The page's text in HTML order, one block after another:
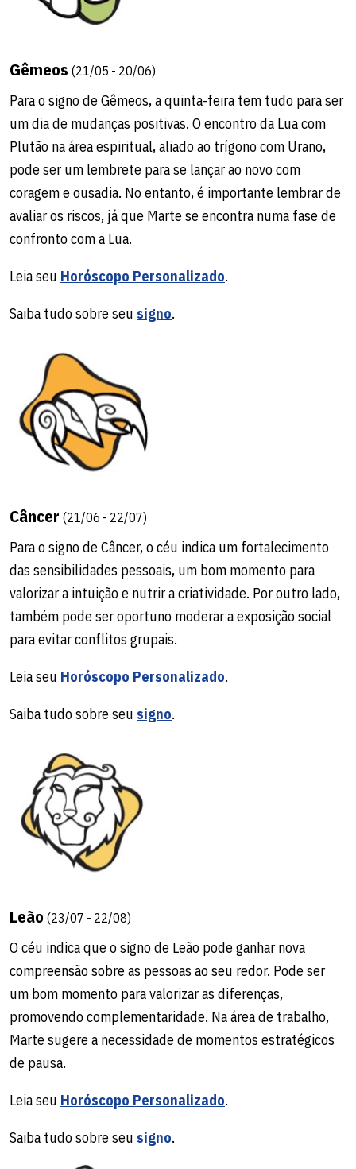
Gêmeos (21/05 - 20/06)
Para o signo de Gêmeos, a quinta-feira tem tudo para ser
um dia de mudanças positivas. O encontro da Lua com
Plutão na área espiritual, aliado ao trígono com Urano,
pode ser um lembrete para se lançar ao novo com
coragem e ousadia. No entanto, é importante lembrar de
avaliar os riscos, já que Marte se encontra numa fase de
confronto com a Lua.
Leia seu Horóscopo Personalizado.
Saiba tudo sobre seu signo.
Câncer (21/06 - 22/07)
Para o signo de Câncer, o céu indica um fortalecimento
das sensibilidades pessoais, um bom momento para
valorizar a intuição e nutrir a criatividade. Por outro lado,
também pode ser oportuno moderar a exposição social
para evitar conflitos grupais.
Leia seu Horóscopo Personalizado.
Saiba tudo sobre seu signo.
Leão (23/07 - 22/08)
O céu indica que o signo de Leão pode ganhar nova
compreensão sobre as pessoas ao seu redor. Pode ser
um bom momento para valorizar as diferenças,
promovendo complementaridade. Na área de trabalho,
Marte sugere a necessidade de momentos estratégicos
de pausa.
Leia seu Horóscopo Personalizado.
Saiba tudo sobre seu signo.